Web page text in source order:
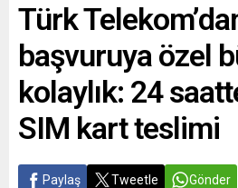
Türk
başvuruya özel
kolaylık: 24
SIM kart teslimi
Paylaş Tweetle Gönder